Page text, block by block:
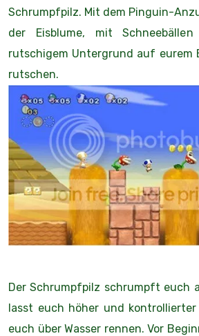
Schrumpfpilz. Mit dem Pinguin-
der Eisblume, mit
rutschigem Untergrund auf eurem
rutschen.
Der Schrumpfpilz schrumpft euch
lasst euch höher und
euch über Wasser rennen. Vor